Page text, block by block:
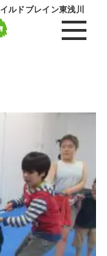
ルドブレイン東浅川